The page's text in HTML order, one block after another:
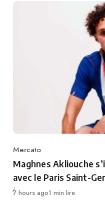
Category
Mercato
Maghnes Akliouche
avec le Paris Saint-
Publié
7 hours ago1 min lire